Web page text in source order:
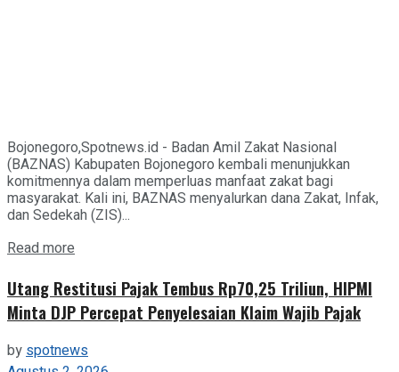
Bojonegoro,Spotnews.id - Badan Amil Zakat Nasional
(BAZNAS) Kabupaten Bojonegoro kembali menunjukkan
komitmennya dalam memperluas manfaat zakat bagi
masyarakat. Kali ini, BAZNAS menyalurkan dana Zakat, Infak,
dan Sedekah (ZIS)...
Read more
Utang Restitusi Pajak Tembus Rp70,25 Triliun, HIPMI
Minta DJP Percepat Penyelesaian Klaim Wajib Pajak
byspotnews